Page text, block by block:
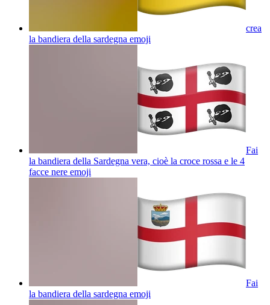
crea
la bandiera della sardegna emoji
Fai
la bandiera della Sardegna vera, cioè la croce rossa e le 4
facce nere emoji
Fai
la bandiera della sardegna emoji